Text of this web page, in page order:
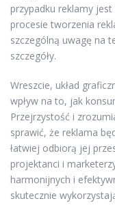
przypadku reklamy
procesie tworzenia
szczególną uwagę na
szczegóły.
Wreszcie, układ
wpływ na to, jak
Przejrzystość i
sprawić, że reklama
łatwiej odbiorą jej
projektanci i
harmonijnych i
skutecznie